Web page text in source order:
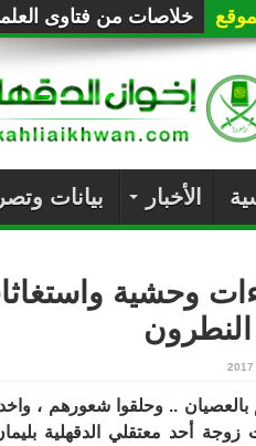
خلاصات من فتاوى
الأخبار بيانات
وحشية
.. وحلقوا شعورهم ،